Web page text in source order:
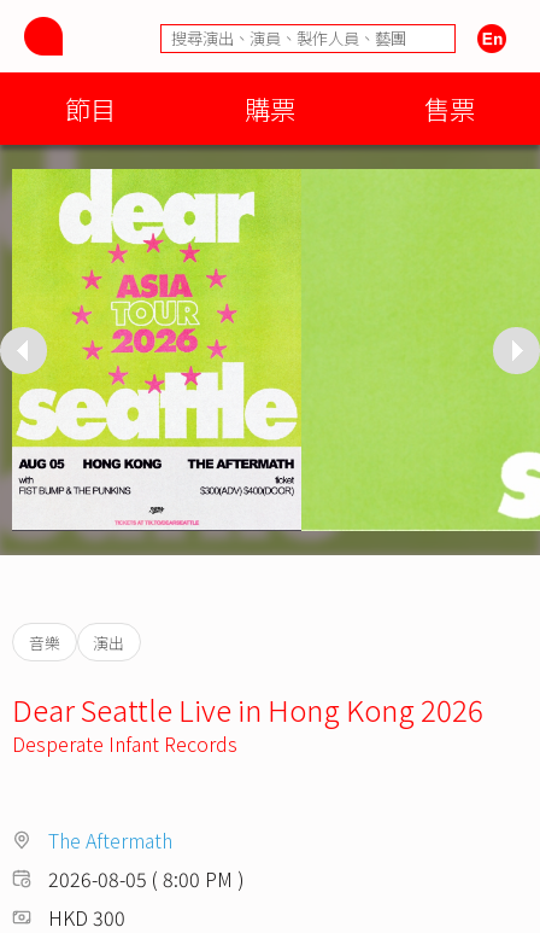
節目 購票 售票
音樂 演出
Dear Seattle Live in Hong Kong 2026
Desperate Infant Records
The Aftermath
2026-08-05 ( 8:00 PM )
HKD 300